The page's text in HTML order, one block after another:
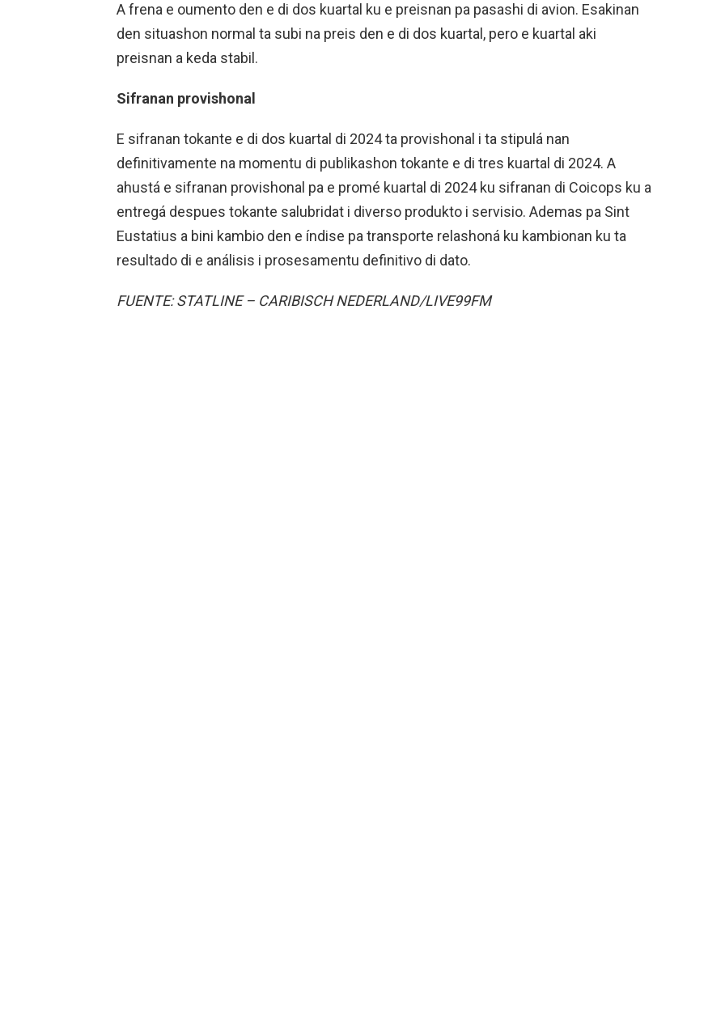
A frena e oumento den e di dos kuartal ku e preisnan pa pasashi di avion. Esakinan
den situashon normal ta subi na preis den e di dos kuartal, pero e kuartal aki
preisnan a keda stabil.
Sifranan provishonal
E sifranan tokante e di dos kuartal di 2024 ta provishonal i ta stipulá nan
definitivamente na momentu di publikashon tokante e di tres kuartal di 2024. A
ahustá e sifranan provishonal pa e promé kuartal di 2024 ku sifranan di Coicops ku a
entregá despues tokante salubridat i diverso produkto i servisio. Ademas pa Sint
Eustatius a bini kambio den e índise pa transporte relashoná ku kambionan ku ta
resultado di e análisis i prosesamentu definitivo di dato.
FUENTE: STATLINE – CARIBISCH NEDERLAND/LIVE99FM